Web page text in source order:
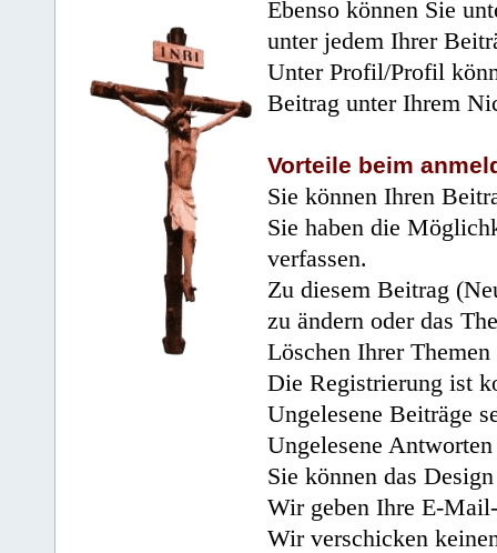
Ebenso können Sie
unter jedem Ihrer
Unter Profil/Profil
Beitrag unter Ihrem
Vorteile beim
Sie können Ihren
Sie haben die
verfassen.
Zu diesem Beitrag
zu ändern oder das
Löschen Ihrer
Die Registrierung ist
Ungelesene Beiträge
Ungelesene
Sie können das
Wir geben Ihre E-
Wir verschicken